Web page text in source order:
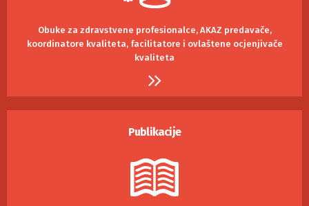
Obuke za zdravstvene profesionalce, AKAZ predavače,
koordinatore kvaliteta, facilitatore i ovlaštene ocjenjivače
kvaliteta
Publikacije